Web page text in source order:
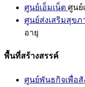
ศูนย์เอ็มเน็ต ศูนย์
ศูนย์ส่งเสริมสุขภ
อายุ
พื้นที่สร้างสรรค์
ศูนย์พันธกิจเพื่อสั